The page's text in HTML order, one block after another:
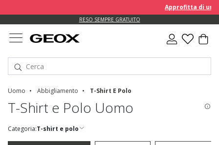
Approfitta di un
RESO SEMPRE GRATUITO
Uomo Abbigliamento T-Shirt E Polo
T-Shirt e Polo Uomo
Categoria:T-shirt e polo